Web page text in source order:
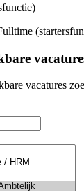
vacatures